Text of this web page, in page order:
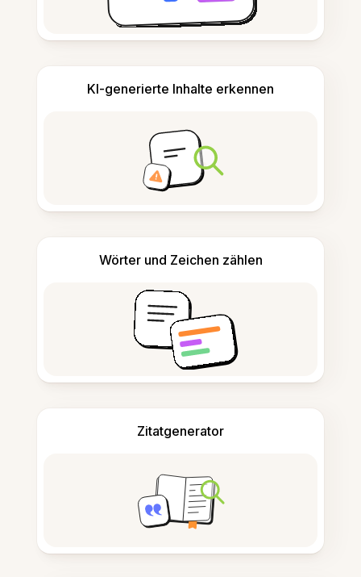
KI-generierte Inhalte erkennen
Wörter und Zeichen zählen
Zitatgenerator